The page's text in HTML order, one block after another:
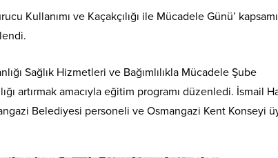
Kullanımı ve Kaçakçılığı ile Mücadele Günü’
Sağlık Hizmetleri ve Bağımlılıkla Mücadele Şube
artırmak amacıyla eğitim programı düzenledi. İsmail
Belediyesi personeli ve Osmangazi Kent Konseyi